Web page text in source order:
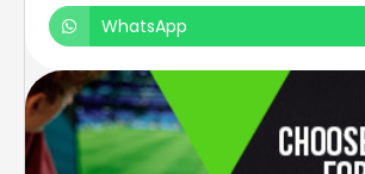
WhatsApp